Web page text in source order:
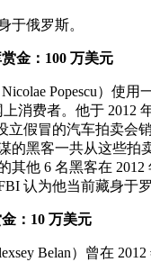
于俄罗斯。
金：100 万美元
Popescu）使用
消费者。他于 2012
立假冒的汽车拍卖会
的黑客一共从这些拍
其他 6 名黑客在 2012
认为他当前藏身于罗
：10 万美元
Belan）曾在